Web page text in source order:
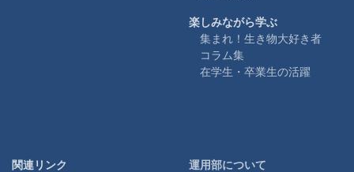
楽しみながら学ぶ
集まれ！生き物大好き者
コラム集
在学生・卒業生の活躍
関連リンク 運用部について